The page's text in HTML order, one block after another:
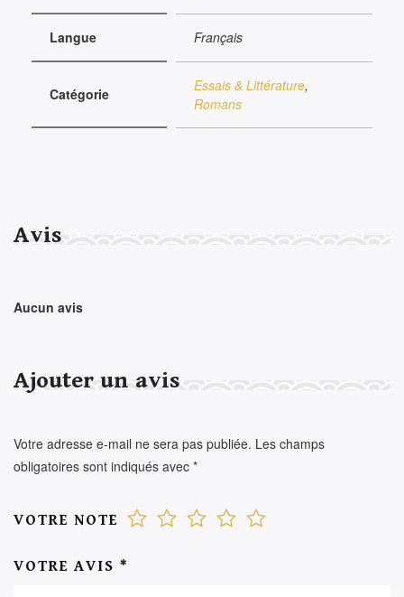
Langue Français
Catégorie Essais & Littérature,
Romans
Avis
Aucun avis
Ajouter un avis
Votre adresse e-mail ne sera pas publiée. Les champs
obligatoires sont indiqués avec *
VOTRE NOTE
VOTRE AVIS *